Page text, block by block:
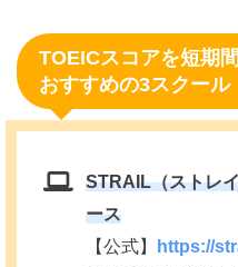
TOEICスコアを短期
おすすめの3スクール
STRAIL（ストレ
ース
【公式】
https://